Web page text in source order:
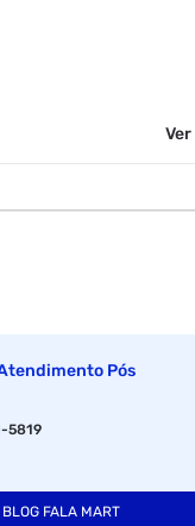
Ver
Pós
5819
BLOG FALA MART